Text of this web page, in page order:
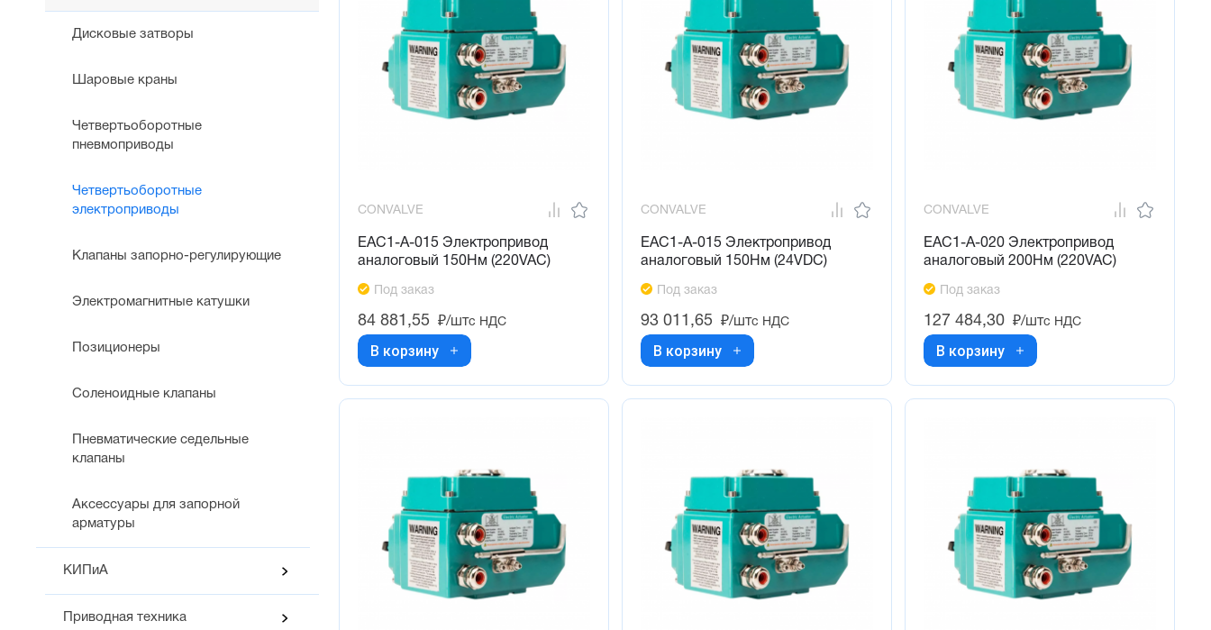
Дисковые затворы
Шаровые краны
Четвертьоборотные
пневмоприводы
Четвертьоборотные
электроприводы
Клапаны запорно-регулирующие
Электромагнитные катушки
Позиционеры
Соленоидные клапаны
Пневматические седельные
клапаны
Аксессуары для запорной
арматуры
КИПиА
Приводная техника
CONVALVE
EAC1-A-015 Электропривод
аналоговый 150Нм (220VAC)
Под заказ
84 881,55 ₽/штс НДС
В корзину
CONVALVE
EAC1-A-015 Электропривод
аналоговый 150Нм (24VDC)
Под заказ
93 011,65 ₽/штс НДС
В корзину
CONVALVE
EAC1-A-020 Электропривод
аналоговый 200Нм (220VAC)
Под заказ
127 484,30 ₽/штс НДС
В корзину